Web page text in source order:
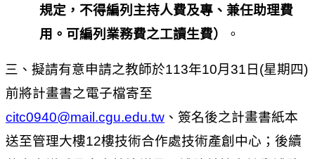
規定，不得編列主持人費及專、兼任助理費
用。可編列業務費之工讀生費）
。
三、擬請有意申請之教師於113年10月31日(星期四)
前將計畫書之電子檔寄至
citc0940@mail.cgu.edu.tw 、簽名後之計畫書紙本
送至管理大樓12樓技術合作處技術產創中心；後續